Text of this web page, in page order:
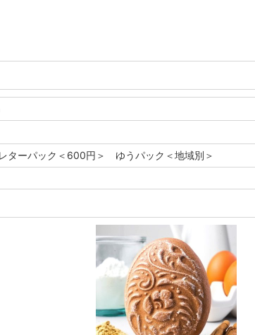
ターパック＜600円＞ ゆうパック＜地域別＞